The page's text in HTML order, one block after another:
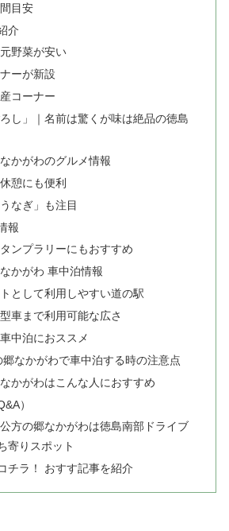
目安
介
野菜が安い
ーが新設
コーナー
し」｜名前は驚くが味は絶品の徳島
かがわのグルメ情報
憩にも便利
なぎ」も注目
報
ンプラリーにもおすすめ
かがわ 車中泊情報
として利用しやすい道の駅
車まで利用可能な広さ
中泊におススメ
なかがわで車中泊する時の注意点
かがわはこんな人におすすめ
）
方の郷なかがわは徳島南部ドライブ
寄りスポット
チラ！ おすす記事を紹介